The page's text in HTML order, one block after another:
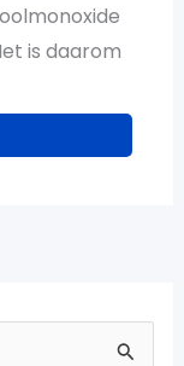
is daarom